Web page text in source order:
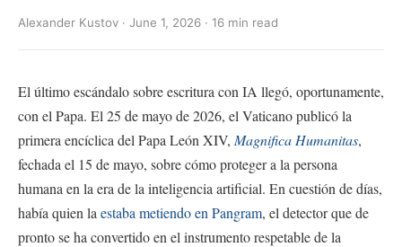
Alexander Kustov · June 1, 2026 · 16 min read
El último escándalo sobre escritura con IA llegó, oportunamente,
con el Papa. El 25 de mayo de 2026, el Vaticano publicó la
primera encíclica del Papa León XIV, Magnifica Humanitas,
fechada el 15 de mayo, sobre cómo proteger a la persona
humana en la era de la inteligencia artificial. En cuestión de días,
había quien la estaba metiendo en Pangram, el detector que de
pronto se ha convertido en el instrumento respetable de la